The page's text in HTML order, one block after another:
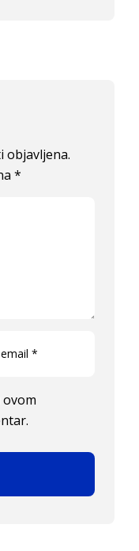
objavljena.
*